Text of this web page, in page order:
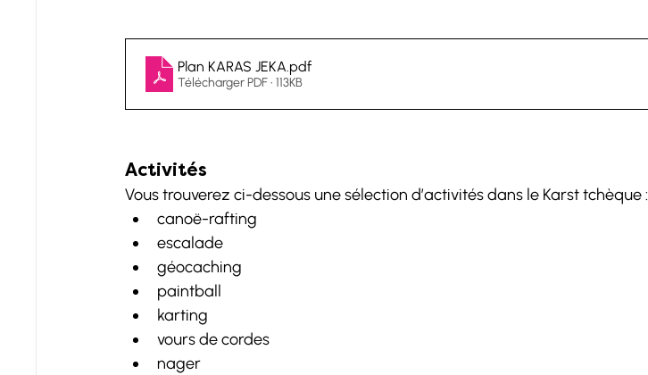
Plan KARAS JEKA.pdf
Télécharger PDF • 113KB
Activités
Vous trouverez ci-dessous une sélection d’activités dans le Karst tchèque :
canoë-rafting
escalade
géocaching
paintball
karting
vours de cordes
nager